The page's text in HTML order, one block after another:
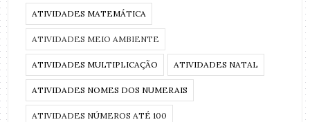
ATIVIDADES MATEMÁTICA
ATIVIDADES MEIO AMBIENTE
ATIVIDADES MULTIPLICAÇÃO ATIVIDADES NATAL
ATIVIDADES NOMES DOS NUMERAIS
ATIVIDADES NÚMEROS ATÉ 100